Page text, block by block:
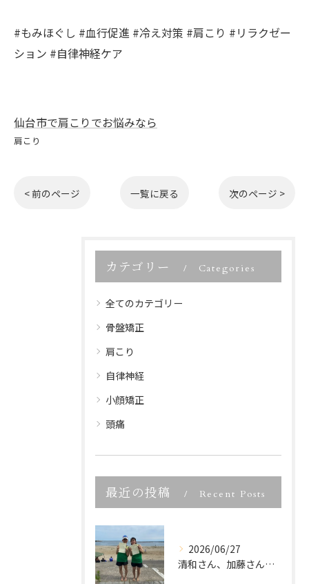
#もみほぐし #血行促進 #冷え対策 #肩こり #リラクゼー
ション #自律神経ケア
仙台市で肩こりでお悩みなら
肩こり
< 前のページ 一覧に戻る 次のページ >
カテゴリー Categories
全てのカテゴリー
骨盤矯正
肩こり
自律神経
小顔矯正
頭痛
最近の投稿 Recent Posts
2026/06/27
清和さん、加藤さん、宮城県ビーチバレー大会優勝、本当におめで...